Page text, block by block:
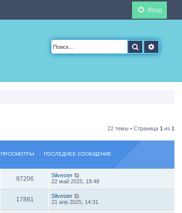
Вход
Поиск
22 темы • Страница 1 из 1
ПРОСМОТРЫ ПОСЛЕДНЕЕ СООБЩЕНИЕ
97206
Silvester
22 май 2025, 18:48
17881
Silvester
21 апр 2025, 14:31